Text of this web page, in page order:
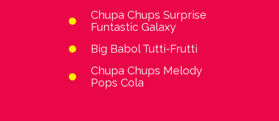
Chupa Chups Surprise
Funtastic Galaxy
Big Babol Tutti-Frutti
Chupa Chups Melody
Pops Cola